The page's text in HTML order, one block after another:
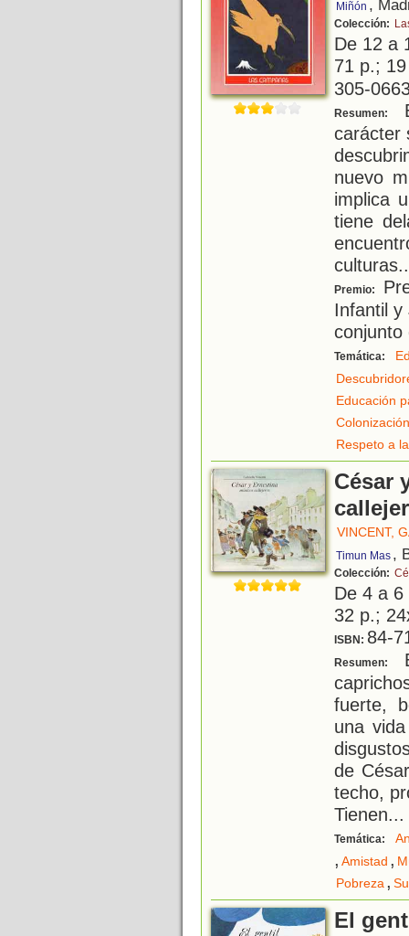
Miñón ,
Colección:
De 12 a
71 p.;
305-
Resumen:
carácter
nuevo
implica
tiene
culturas
Premio:
Infantil y
conjunto
Temática:
Educación
Colonización
Respeto a
César
VINCENT,
Timun Mas ,
Colección:
De 4 a
32 p.;
ISBN: 84-
Resumen:
fuerte,
una
de
techo,
Tienen...
Temática:
, Amistad ,
Pobreza,
El